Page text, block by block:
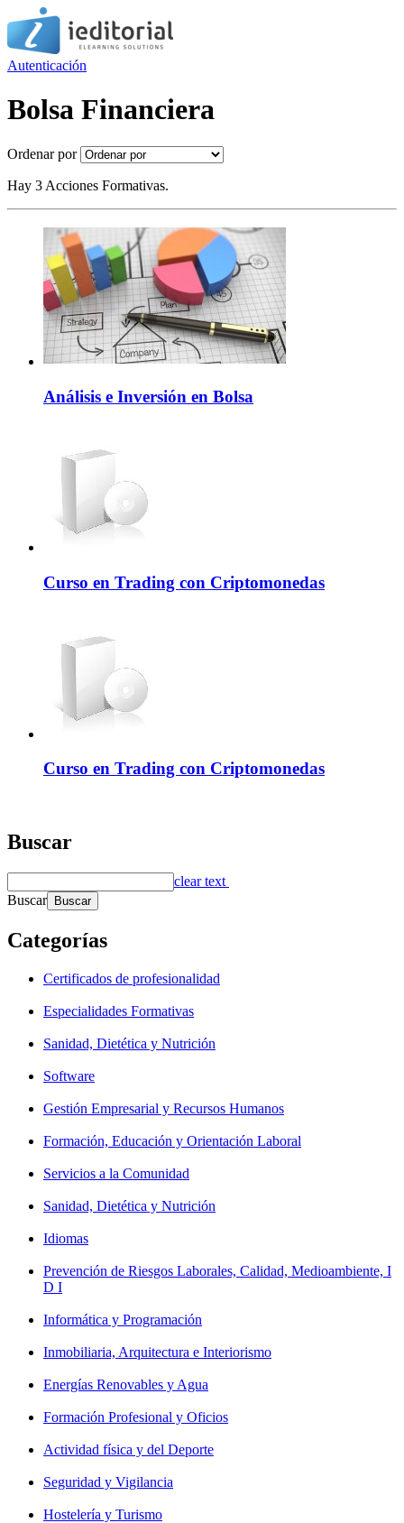
Autenticación
Bolsa Financiera
Ordenar por
Hay 3 Acciones Formativas.
Análisis e Inversión en Bolsa
Curso en Trading con Criptomonedas
Curso en Trading con Criptomonedas
Buscar
clear text
Buscar
Categorías
Certificados de profesionalidad
Especialidades Formativas
Sanidad, Dietética y Nutrición
Software
Gestión Empresarial y Recursos Humanos
Formación, Educación y Orientación Laboral
Servicios a la Comunidad
Sanidad, Dietética y Nutrición
Idiomas
Prevención de Riesgos Laborales, Calidad, Medioambiente, I
D I
Informática y Programación
Inmobiliaria, Arquitectura e Interiorismo
Energías Renovables y Agua
Formación Profesional y Oficios
Actividad física y del Deporte
Seguridad y Vigilancia
Hostelería y Turismo